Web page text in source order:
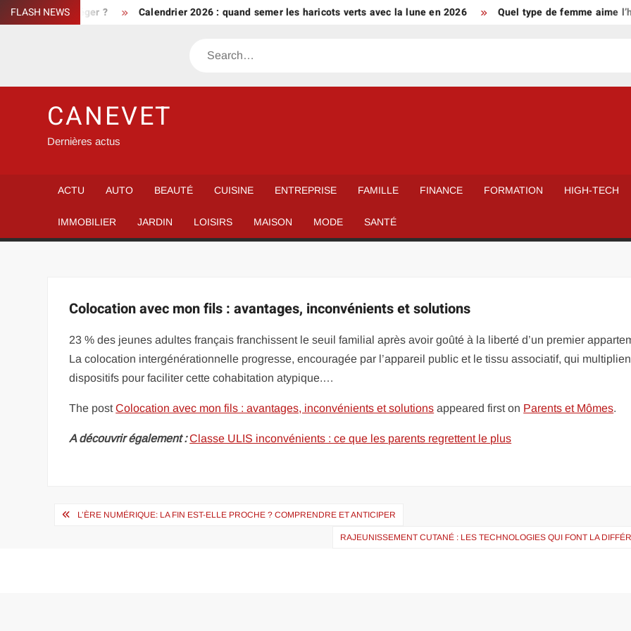
Skip
to
FLASH NEWS
bien le protéger ? Calendrier 2026 : quand semer les haricots verts avec la lune en 2026 Quel type de femme aime
Search
CANEVET
Dernières actus
ACTU AUTO BEAUTÉ CUISINE ENTREPRISE FAMILLE FINANCE FORMATION HIGH-TECH
IMMOBILIER JARDIN LOISIRS MAISON MODE SANTÉ
Colocation avec mon fils : avantages, inconvénients et solutions
23 % des jeunes adultes français franchissent le seuil familial après avoir goûté à la liberté d’un premier
La colocation intergénérationnelle progresse, encouragée par l’appareil public et le tissu associatif, qui
dispositifs pour faciliter cette cohabitation atypique.…
The postColocation avec mon fils : avantages, inconvénients et solutions appeared first on Parents et Mômes.
A découvrir également : Classe ULIS inconvénients : ce que les parents regrettent le plus
Navigation
L’ÈRE NUMÉRIQUE: LA FIN EST-ELLE PROCHE ? COMPRENDRE ET ANTICIPER
RAJEUNISSEMENT CUTANÉ : LES TECHNOLOGIES QUI FONT LA